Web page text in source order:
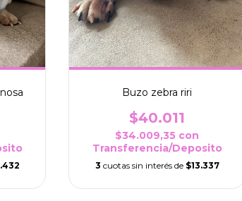
Buzo zebra riri
$40.011
$34.009,35 con
Transferencia/Deposito
3 cuotas sin interés de $13.337